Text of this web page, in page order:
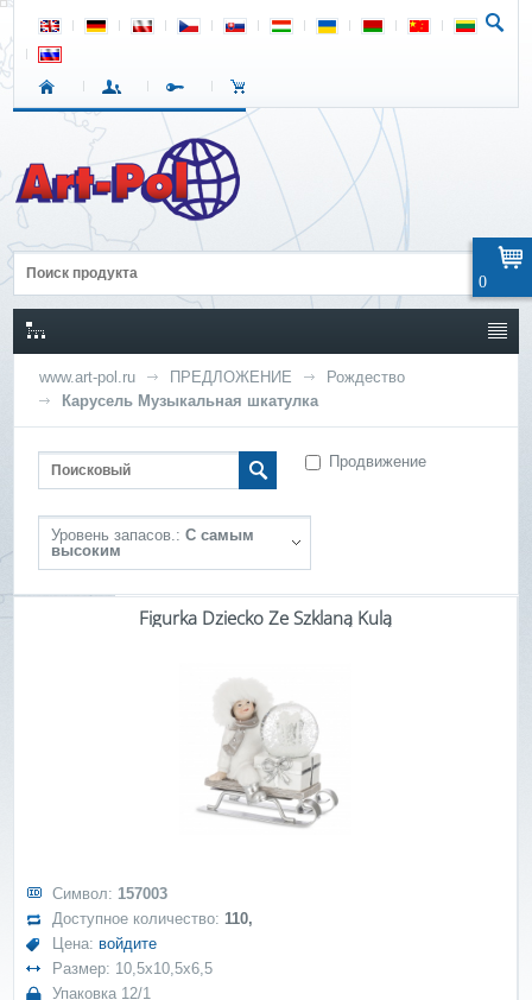
www.art-pol.ru ПРЕДЛОЖЕНИЕ
Рождество
Карусель Музыкальная шкатулка
Продвижение
Уровень запасов.: С самым
высоким
Figurka Dziecko Ze Szklaną Kulą
Символ: 157003
Доступное количество:110,
Цена: войдите
Размер: 10,5x10,5x6,5
Упаковка 12/1
0